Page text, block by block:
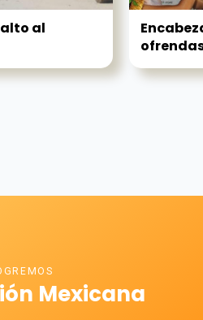
alto al
Mexicana